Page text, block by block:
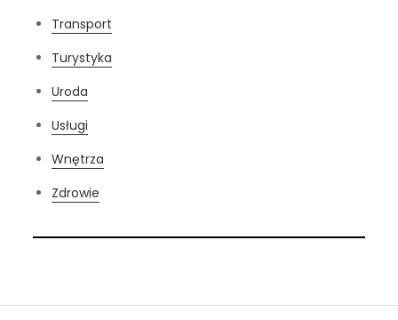
Transport
Turystyka
Uroda
Usługi
Wnętrza
Zdrowie